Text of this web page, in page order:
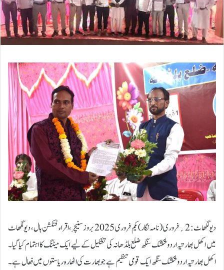
دیولگھاٹ: 2؍فروری ( نامہ نگار) یکم فروری 2025 بروز سنیچر، اقراء فنکشن ہال، دیولگھاٹ
میں اکھل بھارتیہ اردو شکشک سنگھ ضلع بلڈھانہ کی تشکیل کے لیے ایک میٹنگ کا اہتمام کیا گیا۔
اکھل بھارتیہ اردو شکشک سنگھ ایک قومی تنظیم ہے جو بھارت کی اٹھارہ ریاستوں میں فعال ہے۔